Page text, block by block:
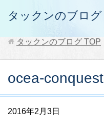
タックンのブログ
タックンのブログ TOP
ocea-conquest
2016年2月3日